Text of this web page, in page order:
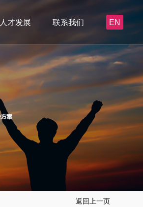
人才发展 联系我们 EN
返回上一页